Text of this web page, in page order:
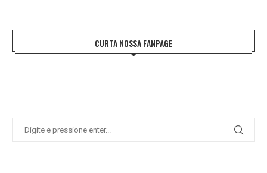
CURTA NOSSA FANPAGE